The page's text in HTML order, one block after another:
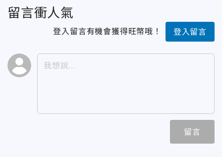
留言衝人氣
登入留言有機會獲得旺幣哦！ 登入留言
留言